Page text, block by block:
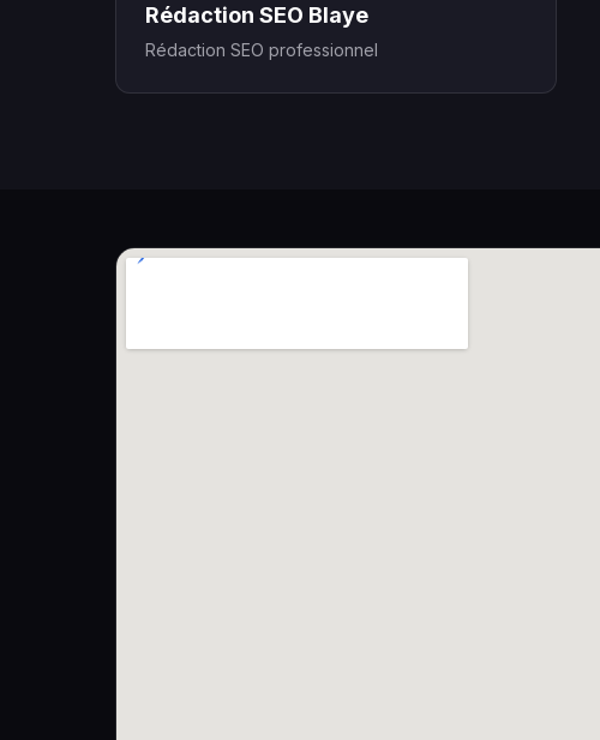
Rédaction SEO Blaye
Rédaction SEO professionnel